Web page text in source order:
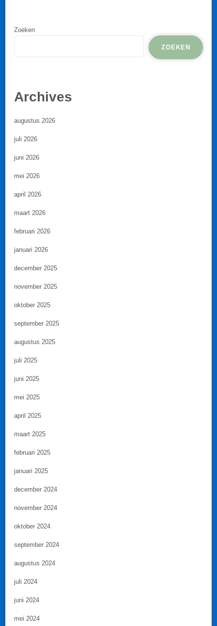
Zoeken
ZOEKEN
Archives
augustus 2026
juli 2026
juni 2026
mei 2026
april 2026
maart 2026
februari 2026
januari 2026
december 2025
november 2025
oktober 2025
september 2025
augustus 2025
juli 2025
juni 2025
mei 2025
april 2025
maart 2025
februari 2025
januari 2025
december 2024
november 2024
oktober 2024
september 2024
augustus 2024
juli 2024
juni 2024
mei 2024